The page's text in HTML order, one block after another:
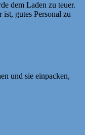
dem Laden zu teuer.
gutes Personal zu
und sie einpacken,